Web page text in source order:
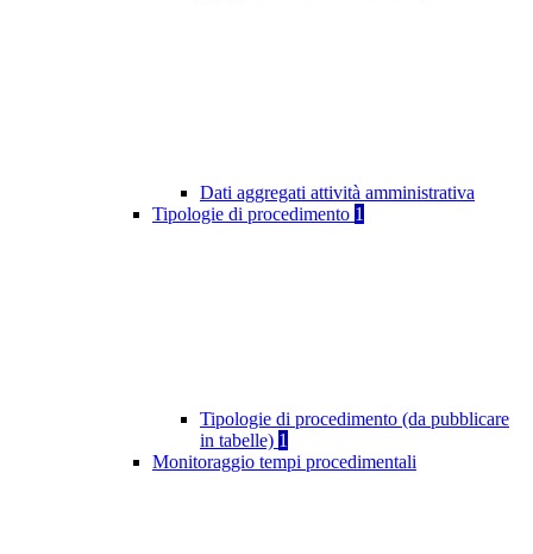
Dati aggregati attività amministrativa
Tipologie di procedimento 1
Tipologie di procedimento (da pubblicare
in tabelle) 1
Monitoraggio tempi procedimentali